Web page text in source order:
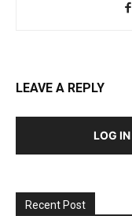
LEAVE A REPLY
LOG
Recent Post